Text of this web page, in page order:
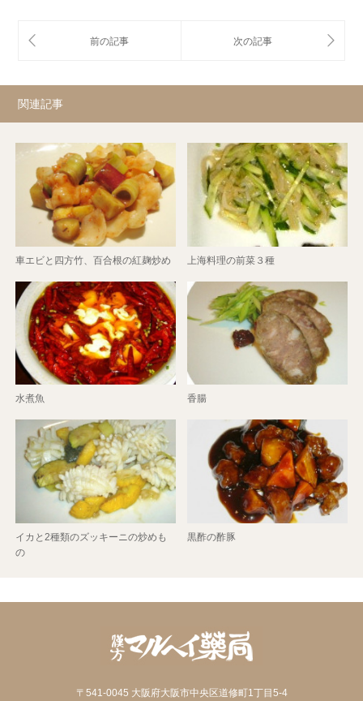
関連記事
車エビと四方竹、百合根の紅麹炒め 上海料理の前菜３種
水煮魚 香腸
イカと2種類のズッキーニの炒めも
の
黒酢の酢豚
〒541-0045 大阪府大阪市中央区道修町1丁目5-4